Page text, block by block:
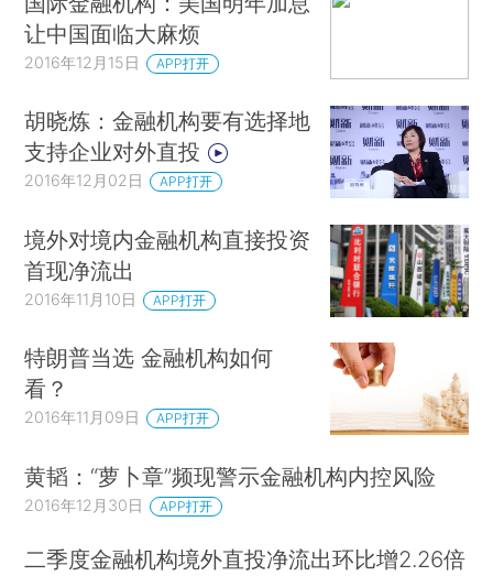
让中国面临大麻烦
2016年12月15日 APP打开
胡晓炼：金融机构要有选择地
支持企业对外直投
2016年12月02日 APP打开
境外对境内金融机构直接投资
首现净流出
2016年11月10日 APP打开
特朗普当选 金融机构如何
看？
2016年11月09日 APP打开
黄韬：“萝卜章”频现警示金融机构内控风险
2016年12月30日 APP打开
二季度金融机构境外直投净流出环比增2.26倍